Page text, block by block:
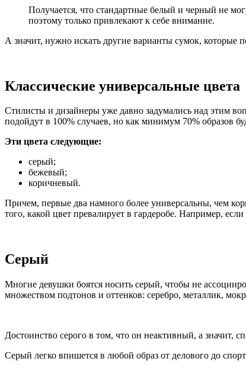
Получается, что стандартные белый и черный не
поэтому только привлекают к себе внимание.
А значит, нужно искать другие варианты сумок, которые
Классические универсальные цвета
Стилисты и дизайнеры уже давно задумались над этим
подойдут в 100% случаев, но как минимум 70% образов
Эти цвета следующие:
серый;
бежевый;
коричневый.
Причем, первые два намного более универсальны, чем
того, какой цвет превалирует в гардеробе. Например,
Серый
Многие девушки боятся носить серый, чтобы не
множеством подтонов и оттенков: серебро, металлик,
Достоинство серого в том, что он неактивный, а значит,
Серый легко впишется в любой образ от делового до